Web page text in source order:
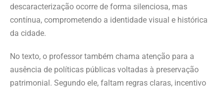
descaracterização ocorre de forma silenciosa, mas
contínua, comprometendo a identidade visual e histórica
da cidade.
No texto, o professor também chama atenção para a
ausência de políticas públicas voltadas à preservação
patrimonial. Segundo ele, faltam regras claras, incentivo